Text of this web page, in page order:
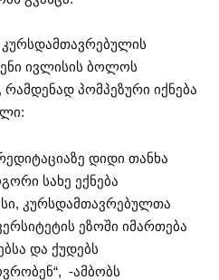
კურსდამთავრებულის
ივლისის ბოლოს
რამდენად პომპეზური იქნება
დიდი თანხა
სახე ექნება
კურსდამთავრებულთა
ეზოში იმართება
და ქუდებს
-ამბობს